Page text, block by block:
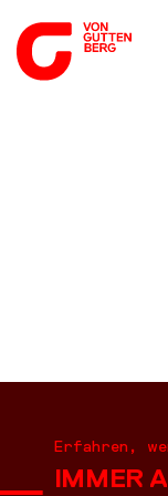
Erfahren,
IMMER